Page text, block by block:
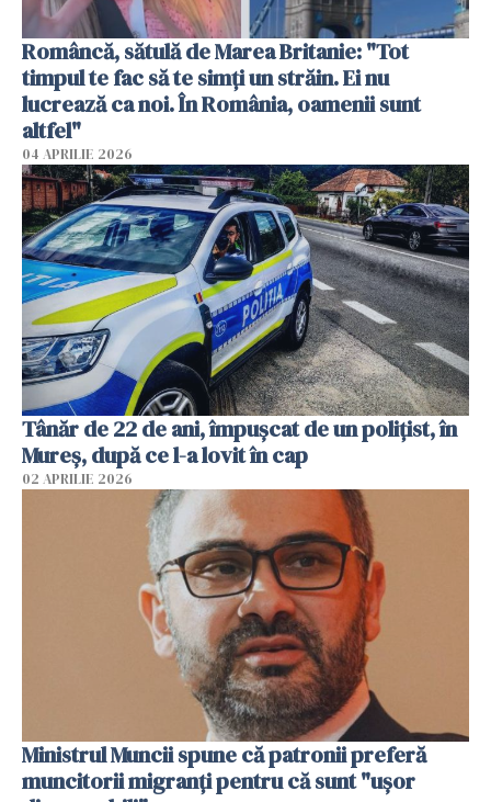
Româncă, sătulă de Marea Britanie: "Tot
timpul te fac să te simți un străin. Ei nu
lucrează ca noi. În România, oamenii sunt
altfel"
04 APRILIE 2026
Tânăr de 22 de ani, împușcat de un polițist, în
Mureș, după ce l-a lovit în cap
02 APRILIE 2026
Ministrul Muncii spune că patronii preferă
muncitorii migranți pentru că sunt "uşor